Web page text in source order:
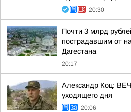
20:30
Почти 3 млрд
пострадавшим от
Дагестана
20:17
Александр Коц:
уходящего дня
20:06